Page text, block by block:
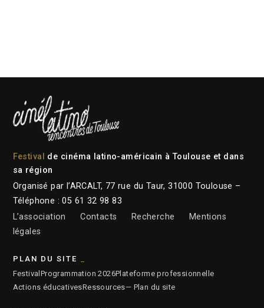
Festival
de cinéma latino-américain à Toulouse et dans
sa région
Organisé par l’ARCALT, 77 rue du Taur, 31000 Toulouse –
Téléphone : 05 61 32 98 83
L’association
Contacts Recherche
Mentions
légales
PLAN DU SITE
Festival Programmation 2026Plateforme professionnelle
Actions éducativesRessources— Plan du site